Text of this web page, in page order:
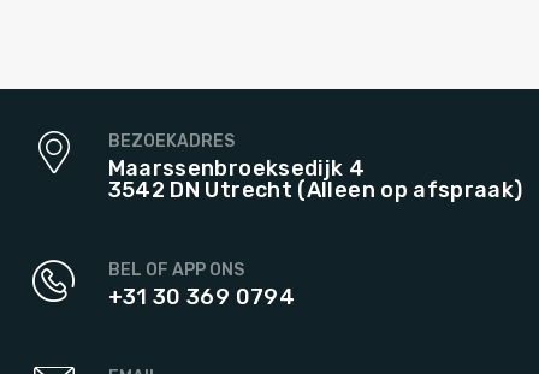
BEZOEKADRES
Maarssenbroeksedijk 4
3542 DN Utrecht (Alleen op afspraak)
BEL OF APP ONS
+31 30 369 0794